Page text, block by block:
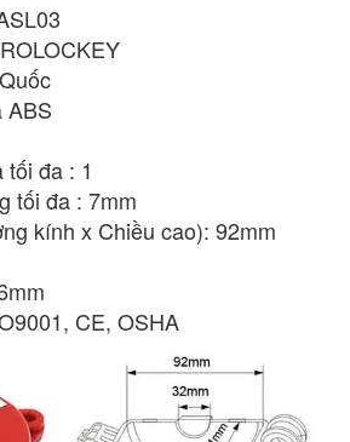
ABS
đa : 1
tối đa : 7mm
kính x Chiều cao): 92mm
CE, OSHA